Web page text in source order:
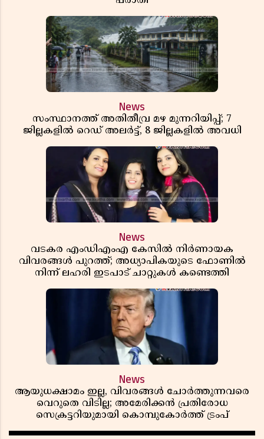
News
സംസ്ഥാനത്ത് അതിതീവ്ര മഴ മുന്നറിയിപ്പ്; 7
ജില്ലകളിൽ റെഡ് അലർട്ട്, 8 ജില്ലകളിൽ അവധി
News
വടകര എംഡിഎംഎ കേസിൽ നിർണായക
വിവരങ്ങൾ പുറത്ത്; അധ്യാപികയുടെ ഫോണിൽ
നിന്ന് ലഹരി ഇടപാട് ചാറ്റുകൾ കണ്ടെത്തി
News
ആയുധക്ഷാമം ഇല്ല, വിവരങ്ങൾ ചോർത്തുന്നവരെ
വെറുതെ വിടില്ല; അമേരിക്കൻ പ്രതിരോധ
സെക്രട്ടറിയുമായി കൊമ്പുകോർത്ത് ട്രംപ്